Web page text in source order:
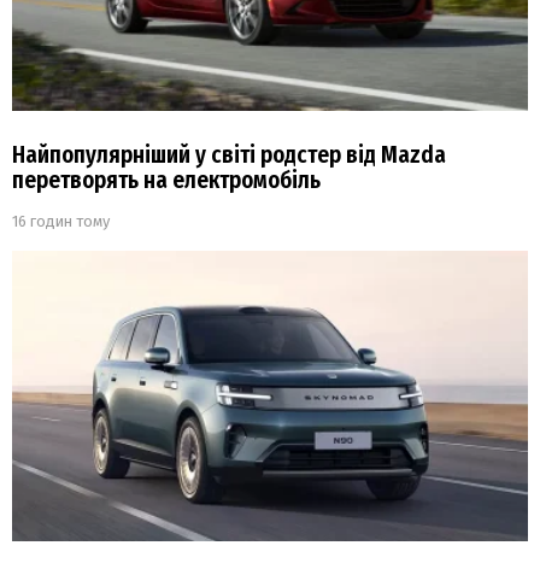
Найпопулярніший у світі родстер від Mazda
перетворять на електромобіль
16 годин тому